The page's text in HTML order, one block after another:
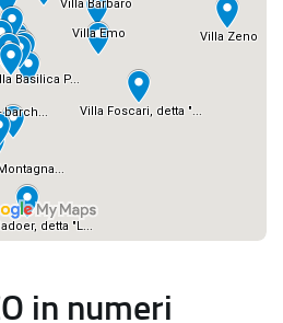
in numeri